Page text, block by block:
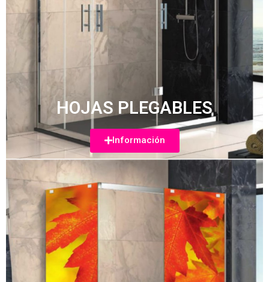
HOJAS PLEGABLES
Información